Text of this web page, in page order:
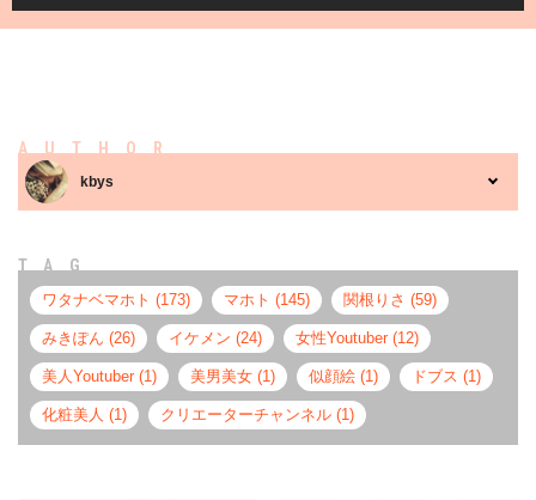
AUTHOR
kbys
TAG
ワタナベマホト (173) マホト (145) 関根りさ (59)
みきぽん (26) イケメン (24) 女性Youtuber (12)
美人Youtuber (1) 美男美女 (1) 似顔絵 (1) ドブス (1)
化粧美人 (1) クリエーターチャンネル (1)